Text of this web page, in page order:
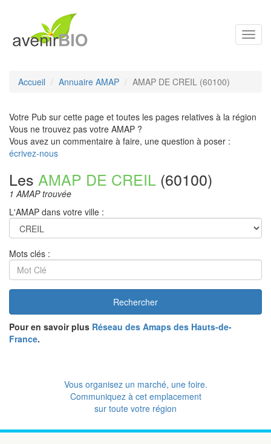
Accueil Annuaire AMAP AMAP DE CREIL (60100)
Votre Pub sur cette page et toutes les pages relatives à la région
Vous ne trouvez pas votre AMAP ?
Vous avez un commentaire à faire, une question à poser :
écrivez-nous
Les AMAP DE CREIL (60100)
1 AMAP trouvée
L'AMAP dans votre ville :
Mots clés :
Rechercher
Pour en savoir plus Réseau des Amaps des Hauts-de-
France.
Vous organisez un marché, une foire.
Communiquez à cet emplacement
sur toute votre région